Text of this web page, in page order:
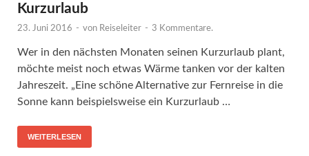
Kurzurlaub
23. Juni 2016 - von Reiseleiter - 3 Kommentare.
Wer in den nächsten Monaten seinen Kurzurlaub plant,
möchte meist noch etwas Wärme tanken vor der kalten
Jahreszeit. „Eine schöne Alternative zur Fernreise in die
Sonne kann beispielsweise ein Kurzurlaub …
WEITERLESEN